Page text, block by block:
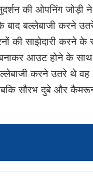
की ओपनिंग जोड़ी
बाद बल्लेबाजी करने
की साझेदारी करने के
आउट होने के साथ
करने उतरे थे वह
सौरभ दुबे और